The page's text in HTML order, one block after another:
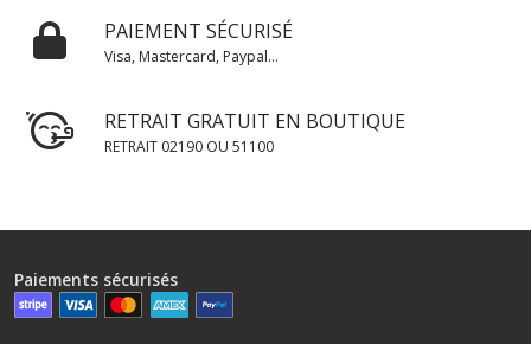
PAIEMENT SÉCURISÉ
Visa, Mastercard, Paypal...
RETRAIT GRATUIT EN BOUTIQUE
RETRAIT 02190 OU 51100
Paiements sécurisés